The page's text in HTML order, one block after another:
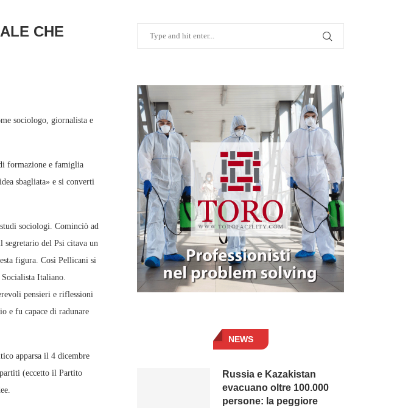
CHE
sociologo, giornalista e
formazione e famiglia
sbagliata» e si converti
sociologi. Cominciò ad
segretario del Psi citava un
figura. Così Pellicani si
Italiano.
pensieri e riflessioni
e fu capace di radunare
apparsa il 4 dicembre
(eccetto il Partito
NEWS
Russia e Kazakistan
evacuano oltre 100.000
persone: la peggiore